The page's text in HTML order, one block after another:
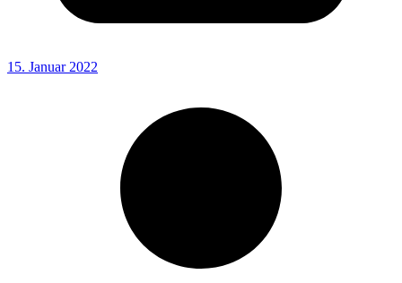
15. Januar 2022